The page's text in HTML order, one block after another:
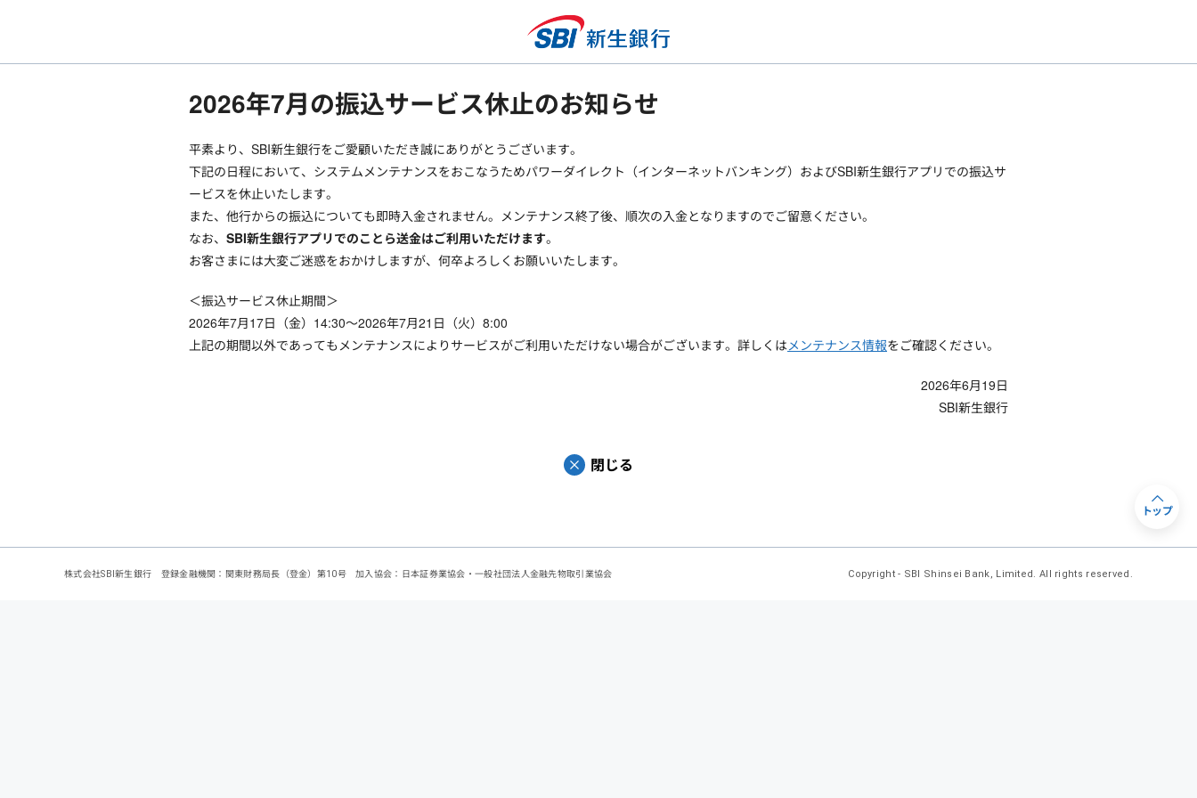
2026年7月の振込サービス休止のお知らせ
平素より、SBI新生銀行をご愛顧いただき誠にありがとうございます。
下記の日程において、システムメンテナンスをおこなうためパワーダイレクト（インターネットバンキング）およびSBI新生銀行アプリでの振込サ
ービスを休止いたします。
また、他行からの振込についても即時入金されません。メンテナンス終了後、順次の入金となりますのでご留意ください。
なお、 SBI新生銀行アプリでのことら送金はご利用いただけます。
お客さまには大変ご迷惑をおかけしますが、何卒よろしくお願いいたします。
＜振込サービス休止期間＞
2026年7月17日（金）14:30～2026年7月21日（火）8:00
上記の期間以外であってもメンテナンスによりサービスがご利用いただけない場合がございます。詳しくはメンテナンス情報をご確認ください。
2026年6月19日
SBI新生銀行
閉じる
株式会社SBI新生銀行 登録金融機関：関東財務局長（登金）第10号 加入協会：日本証券業協会・一般社団法人金融先物取引業協会 Copyright - SBI Shinsei Bank, Limited. All rights reserved.
トップ